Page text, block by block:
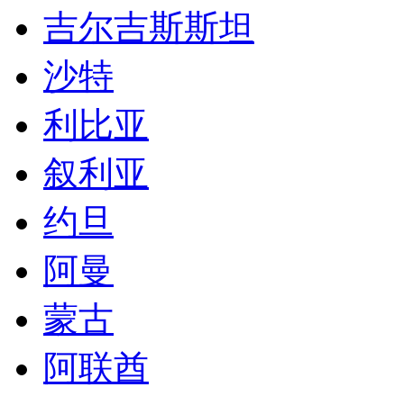
吉尔吉斯斯坦
沙特
利比亚
叙利亚
约旦
阿曼
蒙古
阿联酋